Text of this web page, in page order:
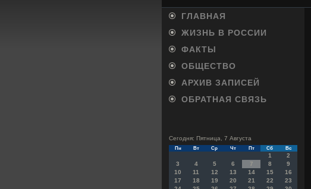
ГЛАВНАЯ
ЖИЗНЬ В РОССИИ
ФАКТЫ
ОБЩЕСТВО
АРХИВ ЗАПИСЕЙ
ОБРАТНАЯ СВЯЗЬ
Сегодня: Пятница, 7 Августа
Пн Вт Ср Чт Пт Сб Вс
1
2
3
4 5 6 7 8
9
10
11 12 13 14 15
16
17
18 19 20 21 22
23